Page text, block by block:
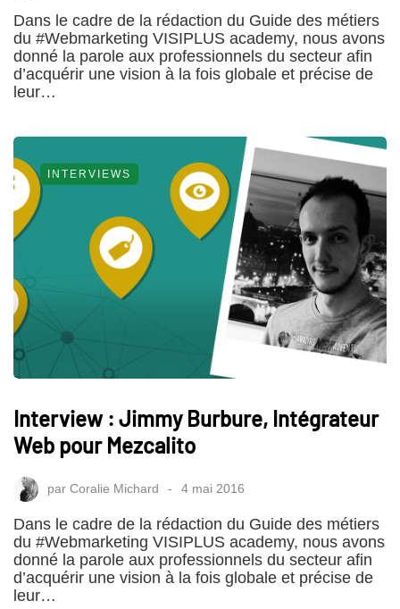
Dans le cadre de la rédaction du Guide des métiers
du #Webmarketing VISIPLUS academy, nous avons
donné la parole aux professionnels du secteur afin
d’acquérir une vision à la fois globale et précise de
leur…
INTERVIEWS
Interview : Jimmy Burbure, Intégrateur
Web pour Mezcalito
par Coralie Michard 4 mai 2016
Dans le cadre de la rédaction du Guide des métiers
du #Webmarketing VISIPLUS academy, nous avons
donné la parole aux professionnels du secteur afin
d’acquérir une vision à la fois globale et précise de
leur…